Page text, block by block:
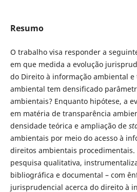
Resumo
O trabalho visa responder a
em que medida a evolução
do Direito à informação ambiental
ambiental tem densificado
ambientais? Enquanto hipótese, a
em matéria de transparência
densidade teórica e ampliação de
ambientais por meio do acesso à
direitos ambientais
pesquisa qualitativa,
bibliográfica e documental – com
jurisprudencial acerca do direito à